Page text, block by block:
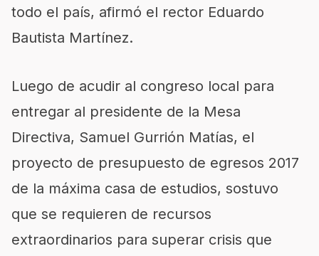
todo el país, afirmó el rector Eduardo
Bautista Martínez.
Luego de acudir al congreso local para
entregar al presidente de la Mesa
Directiva, Samuel Gurrión Matías, el
proyecto de presupuesto de egresos 2017
de la máxima casa de estudios, sostuvo
que se requieren de recursos
extraordinarios para superar crisis que